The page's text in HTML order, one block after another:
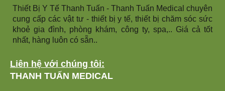
Thiết Bị Y Tế Thanh Tuấn - Thanh Tuấn Medical chuyên
cung cấp các vật tư - thiết bị y tế, thiết bị chăm sóc sức
khoẻ gia đình, phòng khám, công ty, spa,.. Giá cả tốt
nhất, hàng luôn có sẵn..
Liên hệ với chúng tôi:
THANH TUẤN MEDICAL